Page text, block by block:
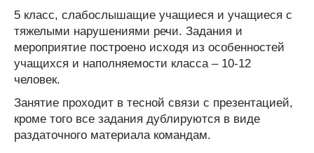
5 класс, слабослышащие учащиеся и учащиеся с
тяжелыми нарушениями речи. Задания и
мероприятие построено исходя из особенностей
учащихся и наполняемости класса – 10-12
человек.
Занятие проходит в тесной связи с презентацией,
кроме того все задания дублируются в виде
раздаточного материала командам.